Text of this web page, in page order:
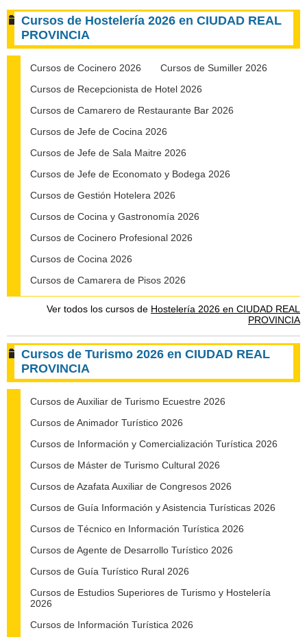
Cursos de Hostelería 2026 en CIUDAD REAL
PROVINCIA
Cursos de Cocinero 2026
Cursos de Sumiller 2026
Cursos de Recepcionista de Hotel 2026
Cursos de Camarero de Restaurante Bar 2026
Cursos de Jefe de Cocina 2026
Cursos de Jefe de Sala Maitre 2026
Cursos de Jefe de Economato y Bodega 2026
Cursos de Gestión Hotelera 2026
Cursos de Cocina y Gastronomía 2026
Cursos de Cocinero Profesional 2026
Cursos de Cocina 2026
Cursos de Camarera de Pisos 2026
Ver todos los cursos de Hostelería 2026 en CIUDAD REAL
PROVINCIA
Cursos de Turismo 2026 en CIUDAD REAL
PROVINCIA
Cursos de Auxiliar de Turismo Ecuestre 2026
Cursos de Animador Turístico 2026
Cursos de Información y Comercialización Turística 2026
Cursos de Máster de Turismo Cultural 2026
Cursos de Azafata Auxiliar de Congresos 2026
Cursos de Guía Información y Asistencia Turísticas 2026
Cursos de Técnico en Información Turística 2026
Cursos de Agente de Desarrollo Turístico 2026
Cursos de Guía Turístico Rural 2026
Cursos de Estudios Superiores de Turismo y Hostelería
2026
Cursos de Información Turística 2026